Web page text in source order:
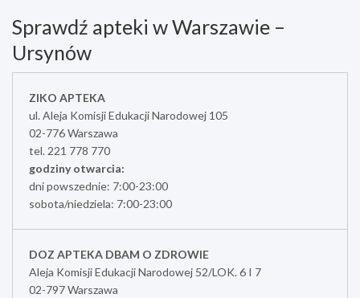
Sprawdź apteki w Warszawie –
Ursynów
ZIKO APTEKA
ul. Aleja Komisji Edukacji Narodowej 105
02-776 Warszawa
tel. 221 778 770
godziny otwarcia:
dni powszednie: 7:00-23:00
sobota/niedziela: 7:00-23:00
DOZ APTEKA DBAM O ZDROWIE
Aleja Komisji Edukacji Narodowej 52/LOK. 6 I 7
02-797 Warszawa